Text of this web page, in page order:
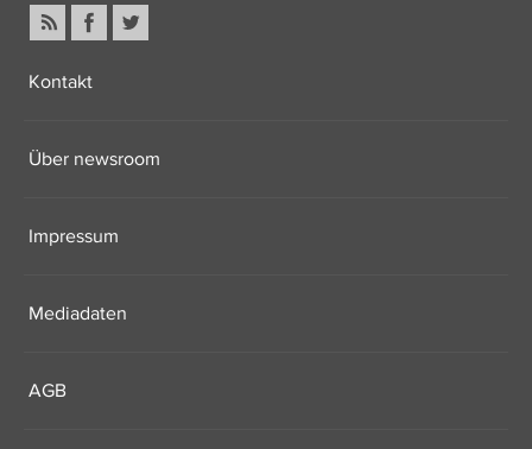
Kontakt
Über newsroom
Impressum
Mediadaten
AGB